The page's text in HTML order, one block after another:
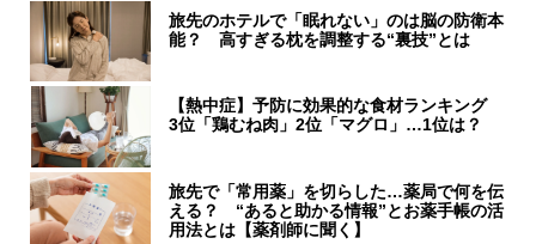
旅先のホテルで「眠れない」のは脳の防衛本
能？ 高すぎる枕を調整する“裏技”とは
【熱中症】予防に効果的な食材ランキング
3位「鶏むね肉」2位「マグロ」…1位は？
旅先で「常用薬」を切らした…薬局で何を伝
える？ “あると助かる情報”とお薬手帳の活
用法とは【薬剤師に聞く】